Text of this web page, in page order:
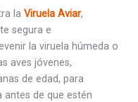
la Viruela Aviar,
segura e
la viruela húmeda o
aves jóvenes,
de edad, para
antes de que estén